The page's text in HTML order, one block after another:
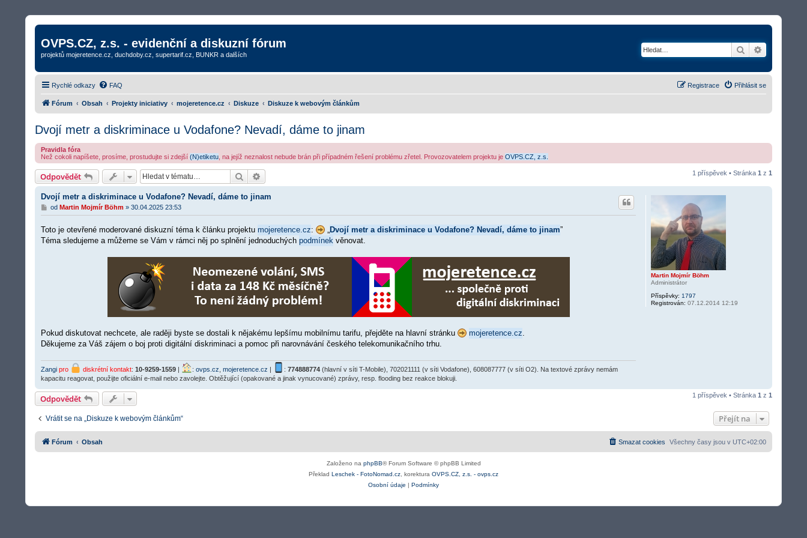
OVPS.CZ, z.s. - evidenční a diskuzní fórum
projektů mojeretence.cz, duchdoby.cz, supertarif.cz, BUNKR a dalších Hledat
Rychlé odkazy FAQ Přihlásit se
Registrace
Fórum Obsah Projekty iniciativy mojeretence.cz Diskuze Diskuze k webovým článkům
Dvojí metr a diskriminace u Vodafone? Nevadí, dáme to jinam
Pravidla fóra
Než cokoli napíšete, prosíme, prostudujte si zdejší (N)etiketu , na jejíž neznalost nebude brán při případném řešení problému zřetel. Provozovatelem projektu je OVPS.CZ, z.s.
Odpovědět Hledat 1 příspěvek • Stránka 1 z 1
Martin Mojmír Böhm
Administrátor
Příspěvky: 1797
Registrován: 07.12.2014 12:19
Dvojí metr a diskriminace u Vodafone? Nevadí, dáme to jinam
P
ř
s
p
od Martin Mojmír Böhm » 30.04.2025 23:53
Toto je otevřené moderované diskuzní téma k článku projektu mojeretence.cz: „Dvojí metr a diskriminace u Vodafone? Nevadí, dáme to jinam”
Téma sledujeme a můžeme se Vám v rámci něj po splnění jednoduchých podmínek věnovat.
Pokud diskutovat nechcete, ale raději byste se dostali k nějakému lepšímu mobilnímu tarifu, přejděte na hlavní stránku mojeretence.cz.
Děkujeme za Váš zájem o boj proti digitální diskriminaci a pomoc při narovnávání českého telekomunikačního trhu.
Zangi pro diskrétní kontakt: 10-9259-1559 | : ovps.cz mojeretence.cz | : 774888774 (hlavní v síti T-Mobile), 702021111 (v síti Vodafone), 608087777 (v síti O2). Na textové zprávy nemám
kapacitu reagovat, použijte oficiální e-mail nebo zavolejte. Obtěžující (opakované a jinak vynucované) zprávy, resp. flooding bez reakce blokuji.
Odpovědět 1 příspěvek • Stránka 1 z 1
Vrátit se na „Diskuze k webovým článkům“ Přejít na
Fórum Obsah Všechny časy jsou v UTC+02:00
Smazat cookies
Založeno na phpBB® Forum Software © phpBB Limited
Překlad Leschek - FotoNomad.cz , korektura OVPS.CZ, z.s. - ovps.cz
Osobní údaje | Podmínky